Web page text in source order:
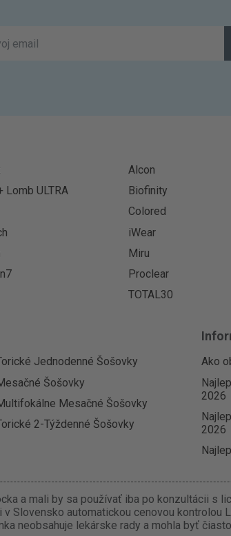
Alcon
Lomb ULTRA Biofinity
Colored
iWear
Miru
Proclear
TOTAL30
Jednodenné Šošovky
Šošovky
Mesačné Šošovky
2-Týždenné Šošovky
Ako
2026
2026
a mali by sa používať iba po konzultácii s
Slovensko automatickou cenovou kontrolou
neobsahuje lekárske rady a mohla byť